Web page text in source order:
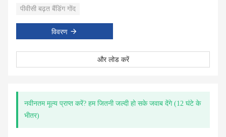
पीवीसी बढ़त बैंडिंग गोंद
विवरण
और लोड करें
नवीनतम मूल्य प्राप्त करें? हम जितनी जल्दी हो सके जवाब देंगे (12 घंटे के
भीतर)